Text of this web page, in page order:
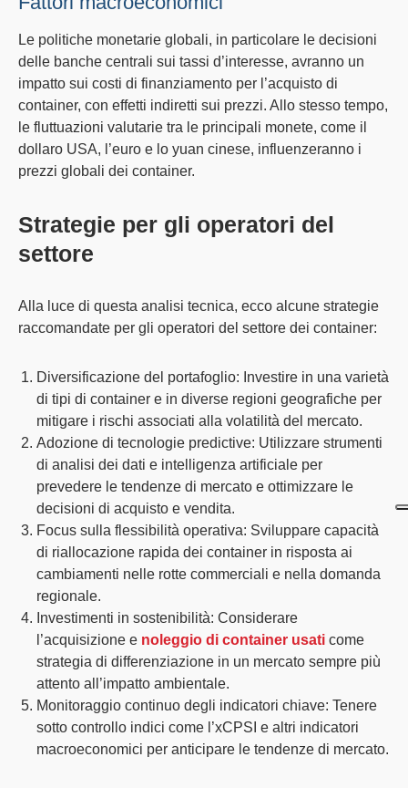
Le politiche monetarie globali, in particolare le decisioni
delle banche centrali sui tassi d’interesse, avranno un
impatto sui costi di finanziamento per l’acquisto di
container, con effetti indiretti sui prezzi. Allo stesso tempo,
le fluttuazioni valutarie tra le principali monete, come il
dollaro USA, l’euro e lo yuan cinese, influenzeranno i
prezzi globali dei container.
Strategie per gli operatori del
settore
Alla luce di questa analisi tecnica, ecco alcune strategie
raccomandate per gli operatori del settore dei container:
Diversificazione del portafoglio: Investire in una varietà
di tipi di container e in diverse regioni geografiche per
mitigare i rischi associati alla volatilità del mercato.
Adozione di tecnologie predictive: Utilizzare strumenti
di analisi dei dati e intelligenza artificiale per
prevedere le tendenze di mercato e ottimizzare le
decisioni di acquisto e vendita.
Focus sulla flessibilità operativa: Sviluppare capacità
di riallocazione rapida dei container in risposta ai
cambiamenti nelle rotte commerciali e nella domanda
regionale.
Investimenti in sostenibilità: Considerare
l’acquisizione e noleggio di container usati come
strategia di differenziazione in un mercato sempre più
attento all’impatto ambientale.
Monitoraggio continuo degli indicatori chiave: Tenere
sotto controllo indici come l’xCPSI e altri indicatori
macroeconomici per anticipare le tendenze di mercato.